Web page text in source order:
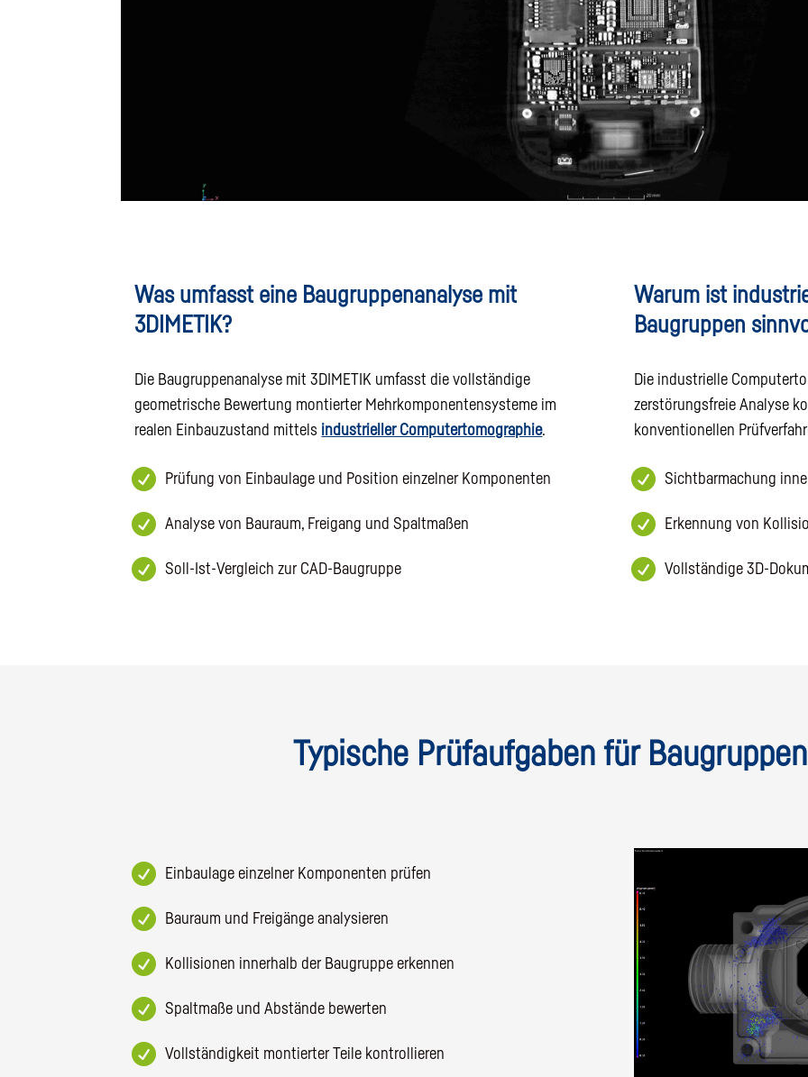
Was umfasst eine Baugruppenanalyse mit
3DIMETIK?
Die Baugruppenanalyse mit 3DIMETIK umfasst die vollständige
geometrische Bewertung montierter Mehrkomponentensysteme im
realen Einbauzustand mittels industrieller Computertomographie.
 Prüfung von Einbaulage und Position einzelner Komponenten
 Analyse von Bauraum, Freigang und Spaltmaßen
 Soll-Ist-Vergleich zur CAD-Baugruppe
Warum ist
Baugruppen
Die industrielle
zerstörungsfreie Analyse
konventionellen
 Sichtbarmachung
 Erkennung von
 Vollständige 3D-
Typische Prüfaufgaben für
 Einbaulage einzelner Komponenten prüfen
 Bauraum und Freigänge analysieren
 Kollisionen innerhalb der Baugruppe erkennen
 Spaltmaße und Abstände bewerten
 Vollständigkeit montierter Teile kontrollieren